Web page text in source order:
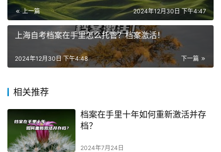
上一篇 2024年12月30日 下午4:47
上海自考档案在手里怎么托管？档案激活！
下一篇
2024年12月30日 下午4:48
相关推荐
档案在手里十年如何重新激活并存
档？
2024年7月24日